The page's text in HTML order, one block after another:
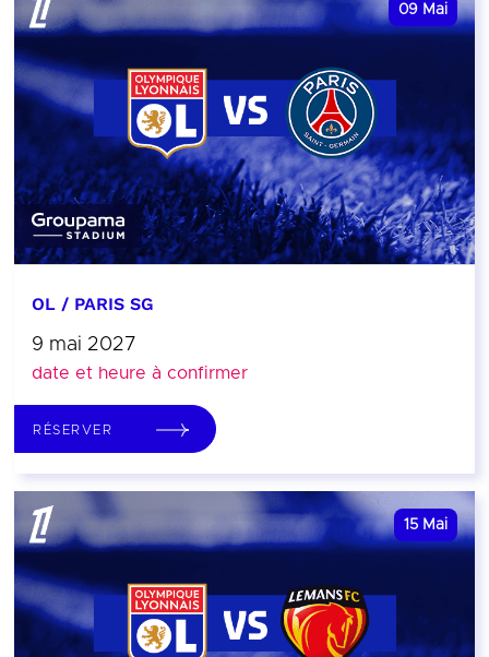
09 Mai
OL / PARIS SG
9 mai 2027
date et heure à confirmer
RÉSERVER
15 Mai